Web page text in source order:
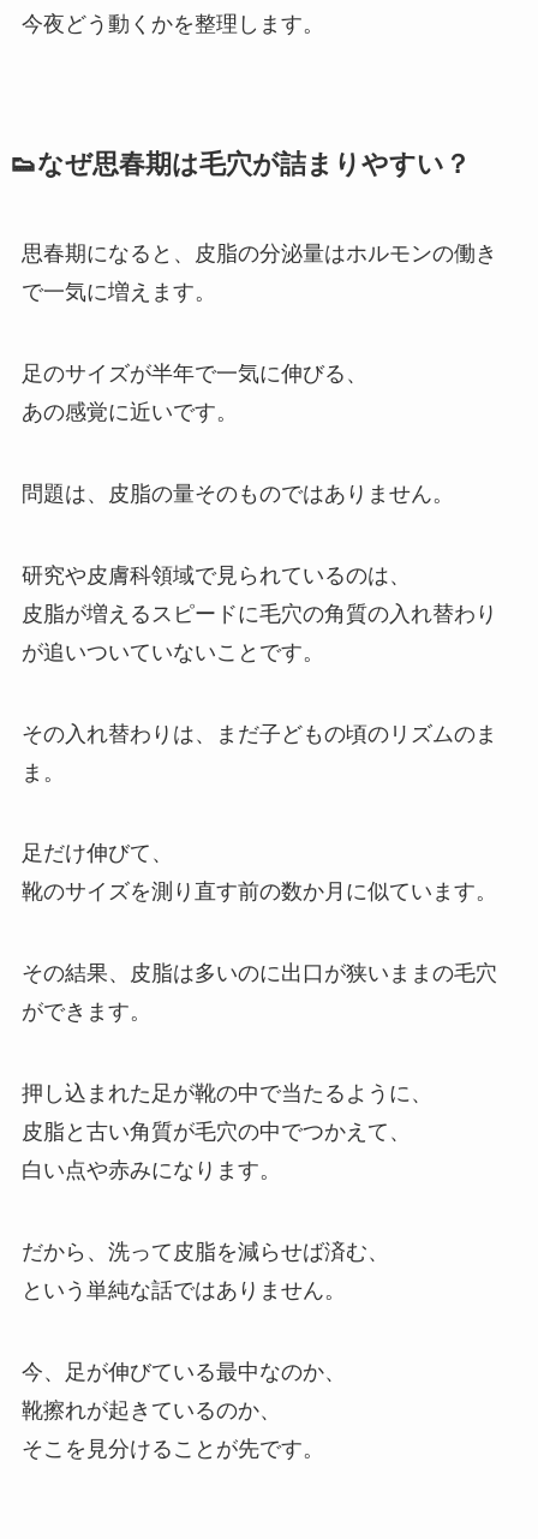
今夜どう動くかを整理します。
👟なぜ思春期は毛穴が詰まりやすい？
思春期になると、皮脂の分泌量はホルモンの働き
で一気に増えます。
足のサイズが半年で一気に伸びる、
あの感覚に近いです。
問題は、皮脂の量そのものではありません。
研究や皮膚科領域で見られているのは、
皮脂が増えるスピードに毛穴の角質の入れ替わり
が追いついていないことです。
その入れ替わりは、まだ子どもの頃のリズムのま
ま。
足だけ伸びて、
靴のサイズを測り直す前の数か月に似ています。
その結果、皮脂は多いのに出口が狭いままの毛穴
ができます。
押し込まれた足が靴の中で当たるように、
皮脂と古い角質が毛穴の中でつかえて、
白い点や赤みになります。
だから、洗って皮脂を減らせば済む、
という単純な話ではありません。
今、足が伸びている最中なのか、
靴擦れが起きているのか、
そこを見分けることが先です。